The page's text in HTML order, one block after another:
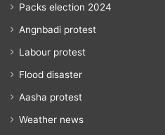
Packs election 2024
Angnbadi protest
Labour protest
Flood disaster
Aasha protest
Weather news